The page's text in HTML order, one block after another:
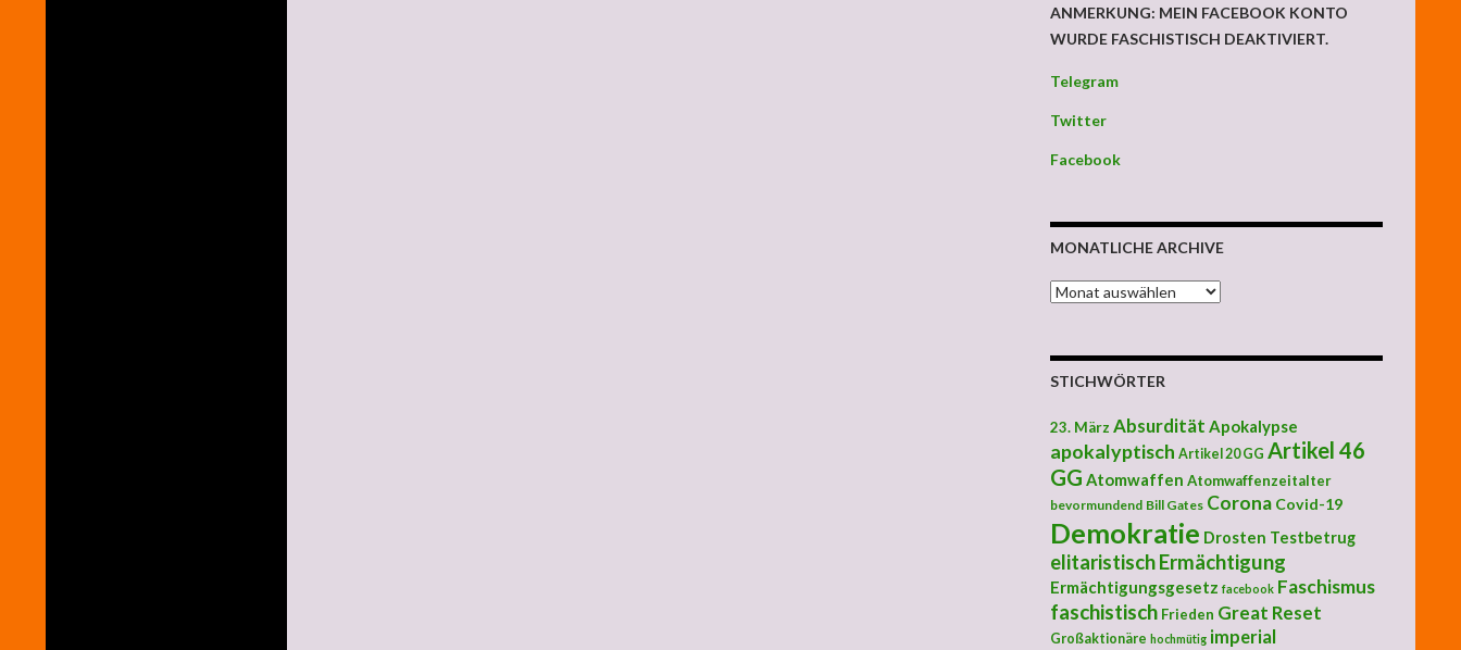
ANMERKUNG: MEIN FACEBOOK KONTO
WURDE FASCHISTISCH DEAKTIVIERT.
Telegram
Twitter
Facebook
MONATLICHE ARCHIVE
MONATLICHE ARCHIVE
STICHWÖRTER
23. März Absurdität Apokalypse
apokalyptisch Artikel 20 GG Artikel 46
GG Atomwaffen Atomwaffenzeitalter
bevormundend Bill Gates Corona Covid-19
Demokratie Drosten Testbetrug
elitaristischErmächtigung
Ermächtigungsgesetz facebook Faschismus
faschistisch Frieden Great Reset
Großaktionäre hochmütig imperial